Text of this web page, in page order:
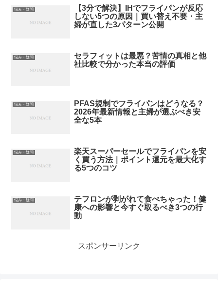
悩み・疑問
【3分で解決】IHでフライパンが反応
しない5つの原因｜買い替え不要・主
婦が直した3パターン公開
悩み・疑問
セラフィットは最悪？苦情の真相と他
社比較で分かった本当の評価
悩み・疑問
PFAS規制でフライパンはどうなる？
2026年最新情報と主婦が選ぶべき安
全な5本
悩み・疑問
楽天スーパーセールでフライパンを安
く買う方法｜ポイント還元を最大化す
る5つのコツ
悩み・疑問
テフロンが剥がれて食べちゃった！健
康への影響と今すぐ取るべき3つの行
動
スポンサーリンク